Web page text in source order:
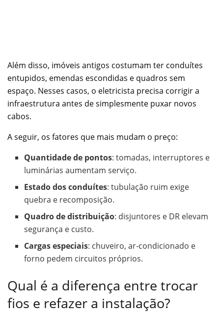
Além disso, imóveis antigos costumam ter conduítes
entupidos, emendas escondidas e quadros sem
espaço. Nesses casos, o eletricista precisa corrigir a
infraestrutura antes de simplesmente puxar novos
cabos.
A seguir, os fatores que mais mudam o preço:
Quantidade de pontos: tomadas, interruptores e
luminárias aumentam serviço.
Estado dos conduítes: tubulação ruim exige
quebra e recomposição.
Quadro de distribuição: disjuntores e DR elevam
segurança e custo.
Cargas especiais: chuveiro, ar-condicionado e
forno pedem circuitos próprios.
Qual é a diferença entre trocar
fios e refazer a instalação?